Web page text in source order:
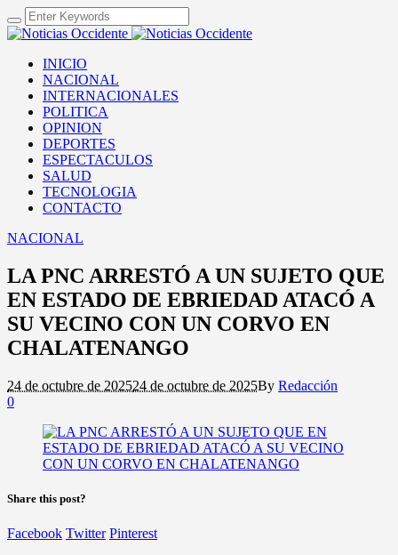
INICIO
NACIONAL
INTERNACIONALES
POLITICA
OPINION
DEPORTES
ESPECTACULOS
SALUD
TECNOLOGIA
CONTACTO
NACIONAL
LA PNC ARRESTÓ A UN SUJETO QUE
EN ESTADO DE EBRIEDAD ATACÓ A
SU VECINO CON UN CORVO EN
CHALATENANGO
24 de octubre de 202524 de octubre de 2025By Redacción
0
Share this post?
Facebook Twitter Pinterest